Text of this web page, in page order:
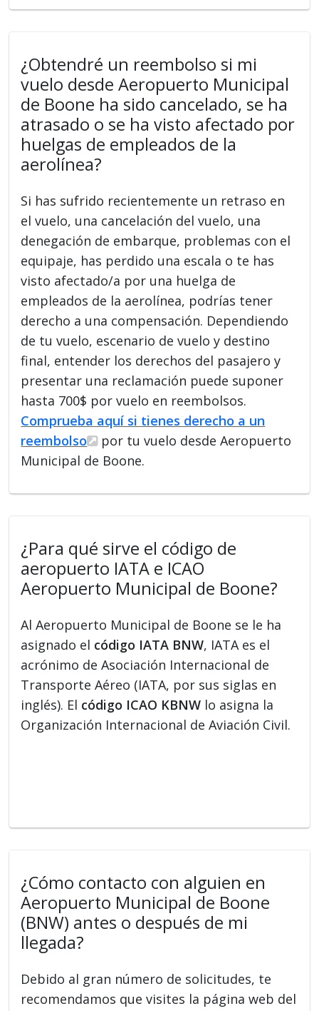
¿Obtendré un reembolso si mi
vuelo desde Aeropuerto Municipal
de Boone ha sido cancelado, se ha
atrasado o se ha visto afectado por
huelgas de empleados de la
aerolínea?
Si has sufrido recientemente un retraso en
el vuelo, una cancelación del vuelo, una
denegación de embarque, problemas con el
equipaje, has perdido una escala o te has
visto afectado/a por una huelga de
empleados de la aerolínea, podrías tener
derecho a una compensación. Dependiendo
de tu vuelo, escenario de vuelo y destino
final, entender los derechos del pasajero y
presentar una reclamación puede suponer
hasta 700$ por vuelo en reembolsos.
Comprueba aquí si tienes derecho a un
reembolso
por tu vuelo desde Aeropuerto
Municipal de Boone.
¿Para qué sirve el código de
aeropuerto IATA e ICAO
Aeropuerto Municipal de Boone?
Al Aeropuerto Municipal de Boone se le ha
asignado el código IATA BNW, IATA es el
acrónimo de Asociación Internacional de
Transporte Aéreo (IATA, por sus siglas en
inglés). El código ICAO KBNW lo asigna la
Organización Internacional de Aviación Civil.
¿Cómo contacto con alguien en
Aeropuerto Municipal de Boone
(BNW) antes o después de mi
llegada?
Debido al gran número de solicitudes, te
recomendamos que visites la página web del